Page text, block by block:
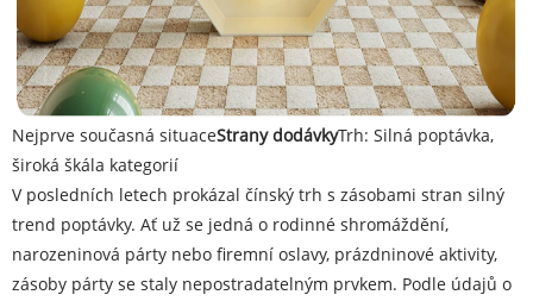
Nejprve současná situaceStrany dodávkyTrh: Silná poptávka,
široká škála kategorií
V posledních letech prokázal čínský trh s zásobami stran silný
trend poptávky. Ať už se jedná o rodinné shromáždění,
narozeninová párty nebo firemní oslavy, prázdninové aktivity,
zásoby párty se staly nepostradatelným prvkem. Podle údajů o